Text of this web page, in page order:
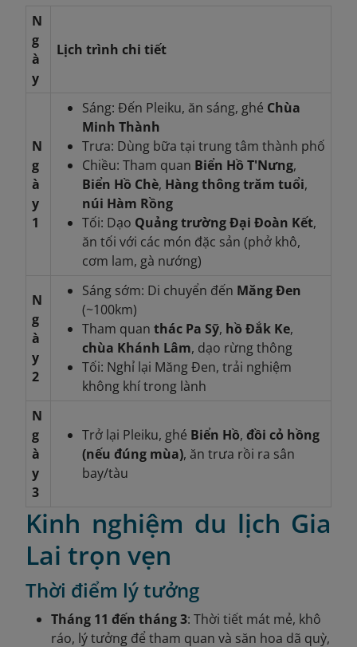
N
g
à
y
Lịch trình chi tiết
N
g
à
y
1
Sáng: Đến Pleiku, ăn sáng, ghé Chùa
Minh Thành
Trưa: Dùng bữa tại trung tâm thành phố
Chiều: Tham quan Biển Hồ T'Nưng,
Biển Hồ Chè, Hàng thông trăm tuổi,
núi Hàm Rồng
Tối: Dạo Quảng trường Đại Đoàn Kết,
ăn tối với các món đặc sản (phở khô,
cơm lam, gà nướng)
N
g
à
y
2
Sáng sớm: Di chuyển đến Măng Đen
(~100km)
Tham quan thác Pa Sỹ, hồ Đắk Ke,
chùa Khánh Lâm, dạo rừng thông
Tối: Nghỉ lại Măng Đen, trải nghiệm
không khí trong lành
N
g
à
y
3
Trở lại Pleiku, ghé Biển Hồ, đồi cỏ hồng
(nếu đúng mùa), ăn trưa rồi ra sân
bay/tàu
Kinh nghiệm du lịch Gia
Lai trọn vẹn
Thời điểm lý tưởng
Tháng 11 đến tháng 3: Thời tiết mát mẻ, khô
ráo, lý tưởng để tham quan và săn hoa dã quỳ,